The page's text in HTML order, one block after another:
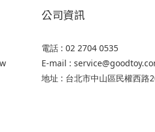
公司資訊
電話 : 02 2704 0535
E-mail :
地址 : 台北市中山區民權西路